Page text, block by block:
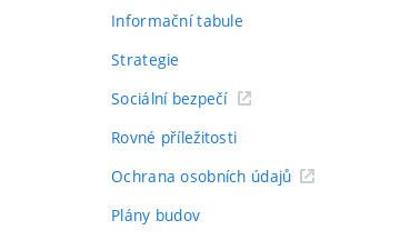
Informační tabule
Strategie
Sociální bezpečí
Rovné příležitosti
Ochrana osobních údajů
Plány budov